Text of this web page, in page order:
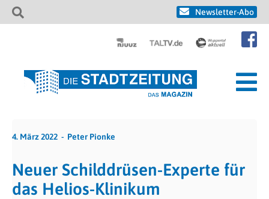
Newsletter-Abo
4. März 2022 Peter Pionke
Neuer Schilddrüsen-Experte für
das Helios-Klinikum